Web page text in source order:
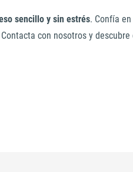
sencillo y sin estrés. Confía
con nosotros y